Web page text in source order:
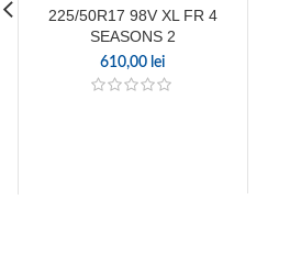
225/50R17 98V XL FR 4
SEASONS 2
610,00 lei